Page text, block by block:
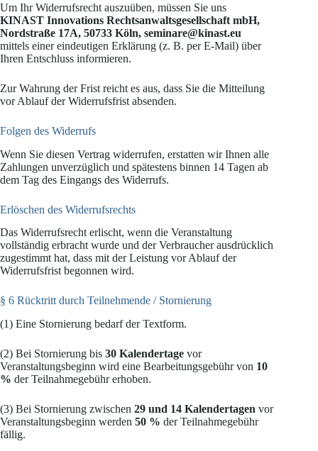
Um Ihr Widerrufsrecht auszuüben, müssen Sie uns
KINAST Innovations Rechtsanwaltsgesellschaft mbH,
Nordstraße 17A, 50733 Köln, seminare@kinast.eu
mittels einer eindeutigen Erklärung (z. B. per E-Mail) über
Ihren Entschluss informieren.
Zur Wahrung der Frist reicht es aus, dass Sie die Mitteilung
vor Ablauf der Widerrufsfrist absenden.
Folgen des Widerrufs
Wenn Sie diesen Vertrag widerrufen, erstatten wir Ihnen alle
Zahlungen unverzüglich und spätestens binnen 14 Tagen ab
dem Tag des Eingangs des Widerrufs.
Erlöschen des Widerrufsrechts
Das Widerrufsrecht erlischt, wenn die Veranstaltung
vollständig erbracht wurde und der Verbraucher ausdrücklich
zugestimmt hat, dass mit der Leistung vor Ablauf der
Widerrufsfrist begonnen wird.
§ 6 Rücktritt durch Teilnehmende / Stornierung
(1) Eine Stornierung bedarf der Textform.
(2) Bei Stornierung bis 30 Kalendertage vor
Veranstaltungsbeginn wird eine Bearbeitungsgebühr von 10
% der Teilnahmegebühr erhoben.
(3) Bei Stornierung zwischen 29 und 14 Kalendertagen vor
Veranstaltungsbeginn werden 50 % der Teilnahmegebühr
fällig.